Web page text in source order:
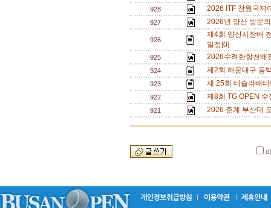
928 2026 ITF 창원국제
927 2026년 양산 방문
926
제4회 양산시장배
일정[0]
925 2026수려한합천배
924 제2회 해운대구 동
923 제 25회 테슬라배
922 제8회 TG OPEN
921 2026 춘계 부산대